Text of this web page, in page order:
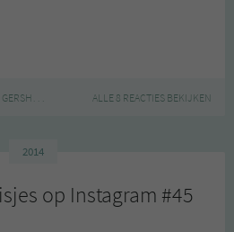
CONSCIOUS HOTEL,DINER,GROEN
ALLE 8 REACTIES BEKIJKEN
2014
op Instagram #45